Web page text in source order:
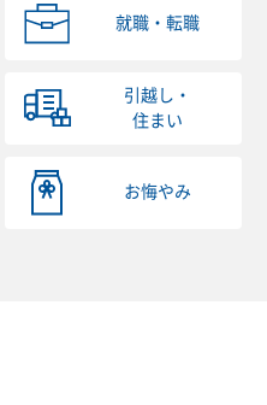
就職・転職
引越し・
住まい
お悔やみ